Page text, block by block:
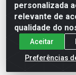
personalizada
relevante de
qualidade do
Aceitar
Preferências
Todas as
prazos de
válidos
estoque